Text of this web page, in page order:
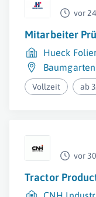
vor
Mitarbeiter
Hueck
Vollzeit ab
vor
Tractor